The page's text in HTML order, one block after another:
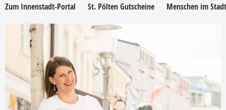
Zum Innenstadt-Portal St. Pölten Gutscheine Menschen im